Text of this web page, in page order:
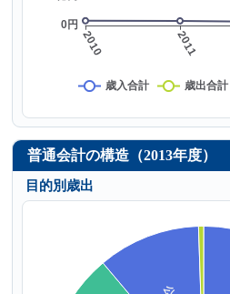
普通会計の構造（2013年度）
目的別歳出